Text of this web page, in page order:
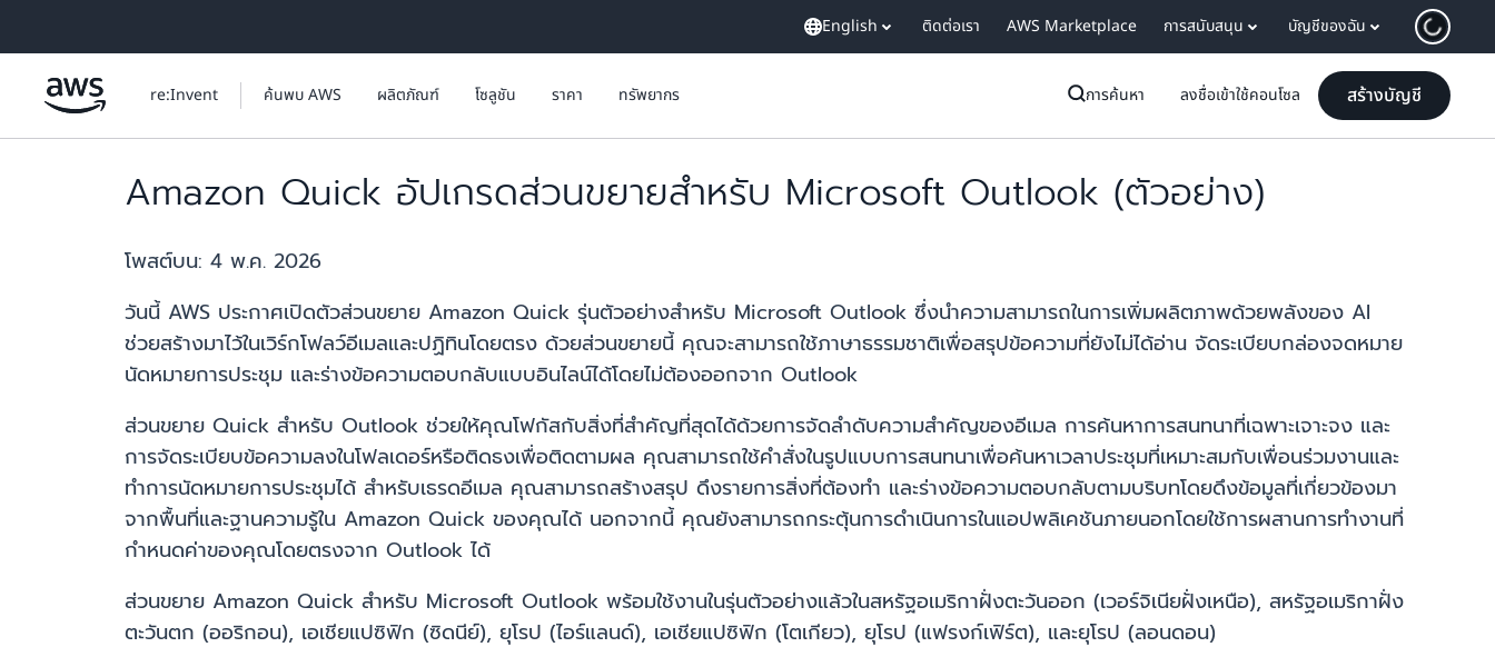
English ติดต่อเรา AWS Marketplace การสนับสนุน บัญชีของฉัน
re:Invent ค้นพบ AWS ผลิตภัณฑ์ โซลูชัน ราคา ทรัพยากร การค้นหา ลงชื่อเข้าใช้คอนโซล สร้างบัญชี
Amazon Quick อัปเกรดส่วนขยายสำหรับ Microsoft Outlook (ตัวอย่าง)
โพสต์บน: 4 พ.ค. 2026
วันนี้ AWS ประกาศเปิดตัวส่วนขยาย Amazon Quick รุ่นตัวอย่างสำหรับ Microsoft Outlook ซึ่งนำความสามารถในการเพิ่มผลิตภาพด้วยพลังของ AI
ช่วยสร้างมาไว้ในเวิร์กโฟลว์อีเมลและปฏิทินโดยตรง ด้วยส่วนขยายนี้ คุณจะสามารถใช้ภาษาธรรมชาติเพื่อสรุปข้อความที่ยังไม่ได้อ่าน จัดระเบียบกล่องจดหมาย
นัดหมายการประชุม และร่างข้อความตอบกลับแบบอินไลน์ได้โดยไม่ต้องออกจาก Outlook
ส่วนขยาย Quick สำหรับ Outlook ช่วยให้คุณโฟกัสกับสิ่งที่สำคัญที่สุดได้ด้วยการจัดลำดับความสำคัญของอีเมล การค้นหาการสนทนาที่เฉพาะเจาะจง และ
การจัดระเบียบข้อความลงในโฟลเดอร์หรือติดธงเพื่อติดตามผล คุณสามารถใช้คำสั่งในรูปแบบการสนทนาเพื่อค้นหาเวลาประชุมที่เหมาะสมกับเพื่อนร่วมงานและ
ทำการนัดหมายการประชุมได้ สำหรับเธรดอีเมล คุณสามารถสร้างสรุป ดึงรายการสิ่งที่ต้องทำ และร่างข้อความตอบกลับตามบริบทโดยดึงข้อมูลที่เกี่ยวข้องมา
จากพื้นที่และฐานความรู้ใน Amazon Quick ของคุณได้ นอกจากนี้ คุณยังสามารถกระตุ้นการดำเนินการในแอปพลิเคชันภายนอกโดยใช้การผสานการทำงานที่
กำหนดค่าของคุณโดยตรงจาก Outlook ได้
ส่วนขยาย Amazon Quick สำหรับ Microsoft Outlook พร้อมใช้งานในรุ่นตัวอย่างแล้วในสหรัฐอเมริกาฝั่งตะวันออก (เวอร์จิเนียฝั่งเหนือ), สหรัฐอเมริกาฝั่ง
ตะวันตก (ออริกอน), เอเชียแปซิฟิก (ซิดนีย์), ยุโรป (ไอร์แลนด์), เอเชียแปซิฟิก (โตเกียว), ยุโรป (แฟรงก์เฟิร์ต), และยุโรป (ลอนดอน)